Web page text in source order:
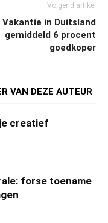
Volgend artikel
Vakantie in Duitsland
gemiddeld 6 procent
goedkoper
VAN DEZE AUTEUR
creatief
forse toename